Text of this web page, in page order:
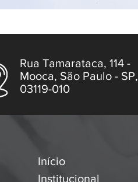
Rua Tamarataca, 114 -
Mooca, São Paulo - SP,
03119-010
Início
Institucional